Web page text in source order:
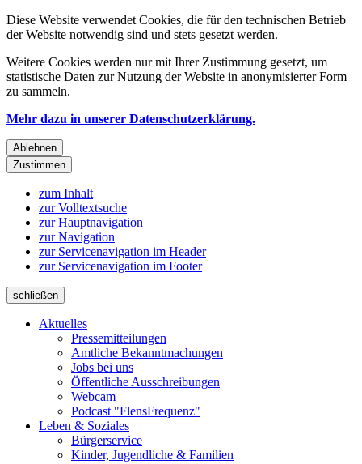
Diese Website verwendet Cookies, die für den technischen Betrieb
der Website notwendig sind und stets gesetzt werden.
Weitere Cookies werden nur mit Ihrer Zustimmung gesetzt, um
statistische Daten zur Nutzung der Website in anonymisierter Form
zu sammeln.
Mehr dazu in unserer Datenschutzerklärung.
Ablehnen
Zustimmen
zum Inhalt
zur Volltextsuche
zur Hauptnavigation
zur Navigation
zur Servicenavigation im Header
zur Servicenavigation im Footer
schließen
Aktuelles
Pressemitteilungen
Amtliche Bekanntmachungen
Jobs bei uns
Öffentliche Ausschreibungen
Webcam
Podcast "FlensFrequenz"
Leben & Soziales
Bürgerservice
Kinder, Jugendliche & Familien